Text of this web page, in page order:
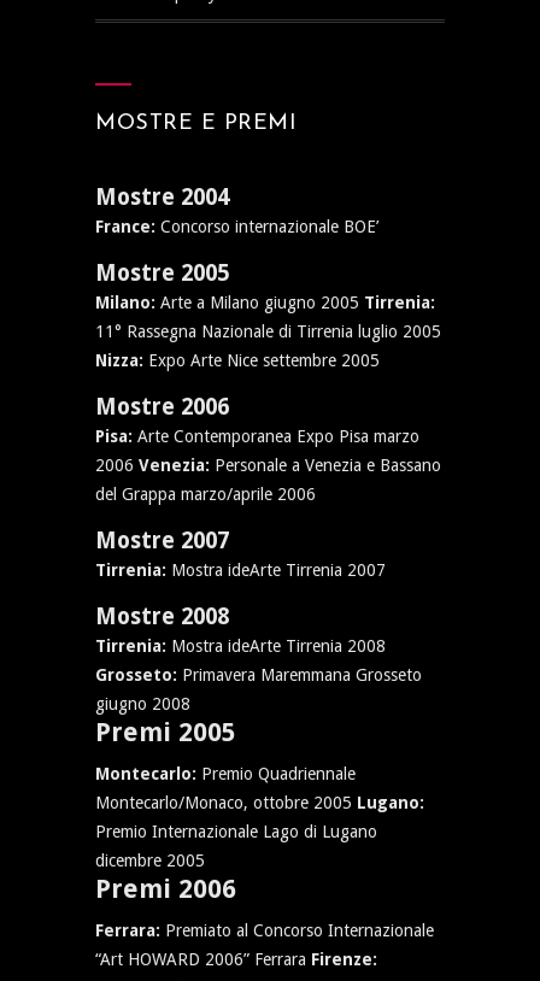
MOSTRE E PREMI
Mostre 2004
France: Concorso internazionale BOE’
Mostre 2005
Milano: Arte a Milano giugno 2005 Tirrenia:
11° Rassegna Nazionale di Tirrenia luglio 2005
Nizza: Expo Arte Nice settembre 2005
Mostre 2006
Pisa: Arte Contemporanea Expo Pisa marzo
2006 Venezia: Personale a Venezia e Bassano
del Grappa marzo/aprile 2006
Mostre 2007
Tirrenia: Mostra ideArte Tirrenia 2007
Mostre 2008
Tirrenia: Mostra ideArte Tirrenia 2008
Grosseto: Primavera Maremmana Grosseto
giugno 2008
Premi 2005
Montecarlo: Premio Quadriennale
Montecarlo/Monaco, ottobre 2005 Lugano:
Premio Internazionale Lago di Lugano
dicembre 2005
Premi 2006
Ferrara: Premiato al Concorso Internazionale
“Art HOWARD 2006” Ferrara Firenze: